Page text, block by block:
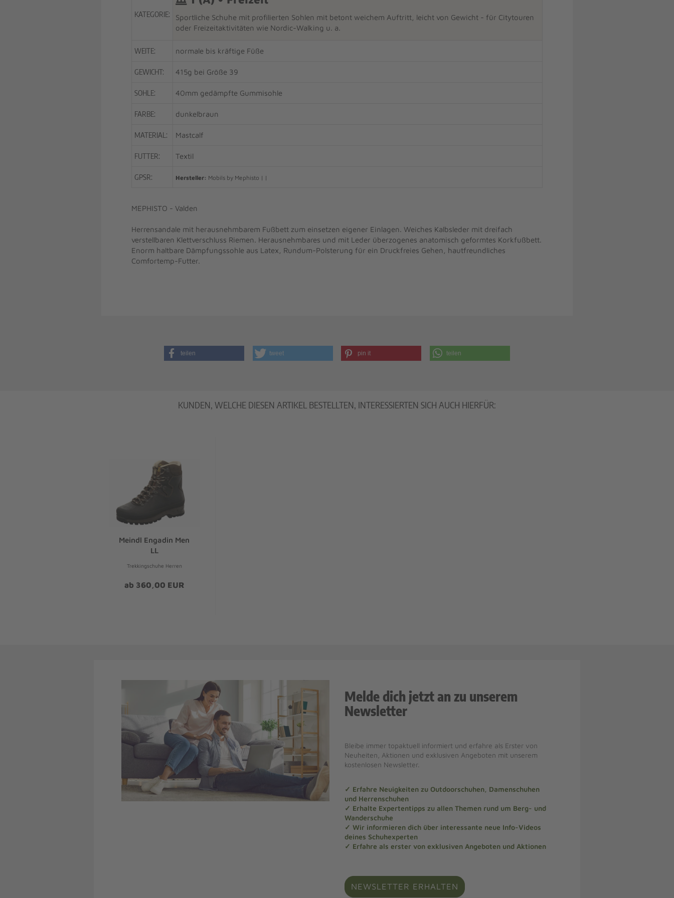
KATEGORIE:
Sportliche Schuhe mit profilierten Sohlen mit betont weichem Auftritt, leicht von Gewicht - für Citytouren
oder Freizeitaktivitäten wie Nordic-Walking u. a.
WEITE: normale bis kräftige Füße
GEWICHT: 415g bei Größe 39
SOHLE: 40mm gedämpfte Gummisohle
FARBE: dunkelbraun
MATERIAL: Mastcalf
FUTTER: Textil
GPSR: Hersteller: Mobils by Mephisto | |
MEPHISTO - Valden
Herrensandale mit herausnehmbarem Fußbett zum einsetzen eigener Einlagen. Weiches Kalbsleder mit dreifach
verstellbaren Klettverschluss Riemen. Herausnehmbares und mit Leder überzogenes anatomisch geformtes Korkfußbett.
Enorm haltbare Dämpfungssohle aus Latex, Rundum-Polsterung für ein Druckfreies Gehen, hautfreundliches
Comfortemp-Futter.
teilen tweet pin it teilen
KUNDEN, WELCHE DIESEN ARTIKEL BESTELLTEN, INTERESSIERTEN SICH AUCH HIERFÜR:
Meindl Engadin Men
LL
Trekkingschuhe Herren
ab 360,00 EUR
Melde dich jetzt an zu unserem
Newsletter
Bleibe immer topaktuell informiert und erfahre als Erster von
Neuheiten, Aktionen und exklusiven Angeboten mit unserem
kostenlosen Newsletter.
✓ Erfahre Neuigkeiten zu Outdoorschuhen, Damenschuhen
und Herrenschuhen
✓ Erhalte Expertentipps zu allen Themen rund um Berg- und
Wanderschuhe
✓ Wir informieren dich über interessante neue Info-Videos
deines Schuhexperten
✓ Erfahre als erster von exklusiven Angeboten und Aktionen
NEWSLETTER ERHALTEN